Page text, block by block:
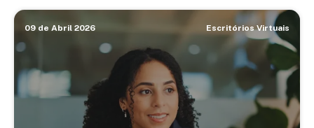
09 de Abril 2026 Escritórios Virtuais